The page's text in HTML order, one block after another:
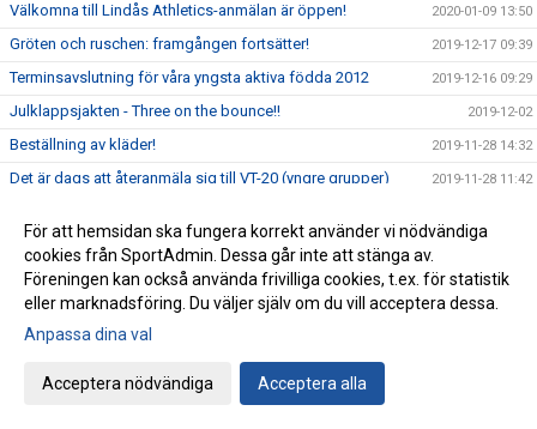
Välkomna till Lindås Athletics-anmälan är öppen! 2020-01-09 13:50
Gröten och ruschen: framgången fortsätter! 2019-12-17 09:39
Terminsavslutning för våra yngsta aktiva födda 2012 2019-12-16 09:29
Julklappsjakten - Three on the bounce!! 2019-12-02
Beställning av kläder! 2019-11-28 14:32
Det är dags att återanmäla sig till VT-20 (yngre grupper) 2019-11-28 11:42
Nu är vi igång.. yes!! 2019-11-18
Anmälan har öppnat till Lindås Athletics 2020 - Välkomna! 2019-11-15 08:39
Quality Hotel Games 2020 - Vinterns tävlingsresa 2019-11-11 14:56
IFK Göteborg Friidrott och OnePartnerGroup har tecknat
Helgen 19-20 oktober ordnades ett läger för klubbens
För att hemsidan ska fungera korrekt använder vi nödvändiga
cookies från SportAdmin. Dessa går inte att stänga av.
Föreningen kan också använda frivilliga cookies, t.ex. för statistik
eller marknadsföring. Du väljer själv om du vill acceptera dessa.
Anpassa dina val
Acceptera nödvändiga Acceptera alla